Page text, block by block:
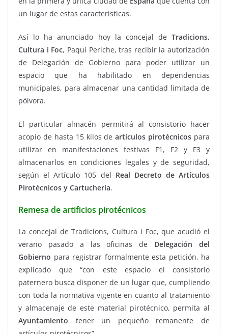
un lugar de estas características.
Así lo ha anunciado hoy la concejal de Tradicions,
Cultura i Foc, Paqui Periche, tras recibir la autorización
de Delegación de Gobierno para poder utilizar un
espacio que ha habilitado en dependencias
municipales, para almacenar una cantidad limitada de
pólvora.
El particular almacén permitirá al consistorio hacer
acopio de hasta 15 kilos de artículos pirotécnicos para
utilizar en manifestaciones festivas F1, F2 y F3 y
almacenarlos en condiciones legales y de seguridad,
según el Artículo 105 del Real Decreto de Artículos
Pirotécnicos y Cartuchería.
Remesa de artificios pirotécnicos
La concejal de Tradicions, Cultura i Foc, que acudió el
verano pasado a las oficinas de Delegación del
Gobierno para registrar formalmente esta petición, ha
explicado que “con este espacio el consistorio
paternero busca disponer de un lugar que, cumpliendo
con toda la normativa vigente en cuanto al tratamiento
y almacenaje de este material pirotécnico, permita al
Ayuntamiento tener un pequeño remanente de